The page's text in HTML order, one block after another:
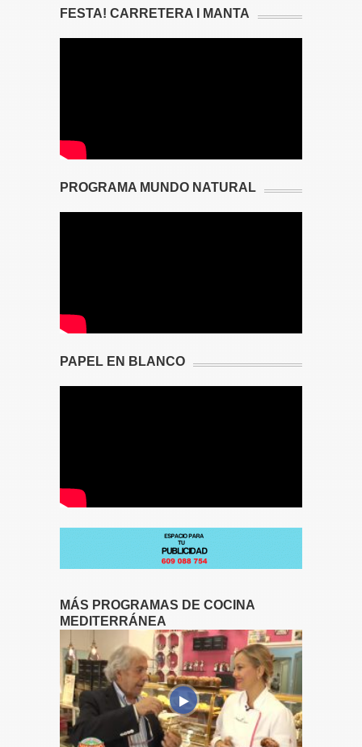
FESTA! CARRETERA I MANTA
PROGRAMA MUNDO NATURAL
PAPEL EN BLANCO
MÁS PROGRAMAS DE COCINA
MEDITERRÁNEA